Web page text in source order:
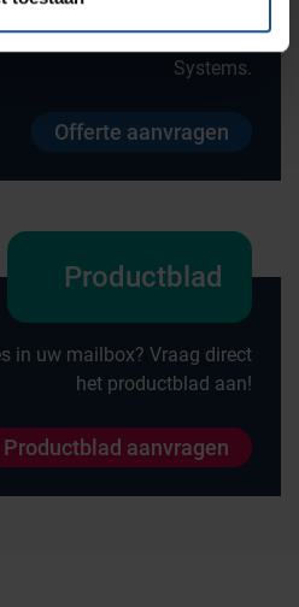
offerte voor dit product
direct een offerte aan bij VE-
Systems.
Offerte aanvragen
Productblad
in uw mailbox? Vraag direct
het productblad aan!
Productblad aanvragen